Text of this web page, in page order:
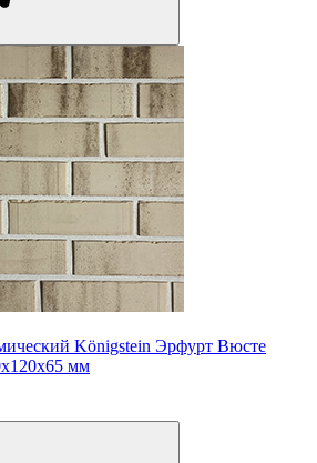
Königstein Эрфурт Вюсте
мм